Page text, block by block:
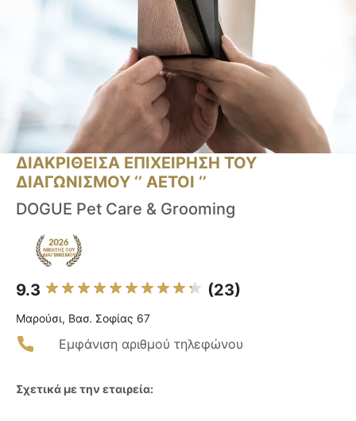
ΔΙΑΚΡΙΘΕΙΣΑ ΕΠΙΧΕΙΡΗΣΗ ΤΟΥ
ΔΙΑΓΩΝΙΣΜΟΥ ‘’ ΑΕΤΟΙ ‘’
DOGUE Pet Care & Grooming
9.3 (23)
Μαρούσι, Βασ. Σοφίας 67
Εμφάνιση αριθμού τηλεφώνου
Σχετικά με την εταιρεία: